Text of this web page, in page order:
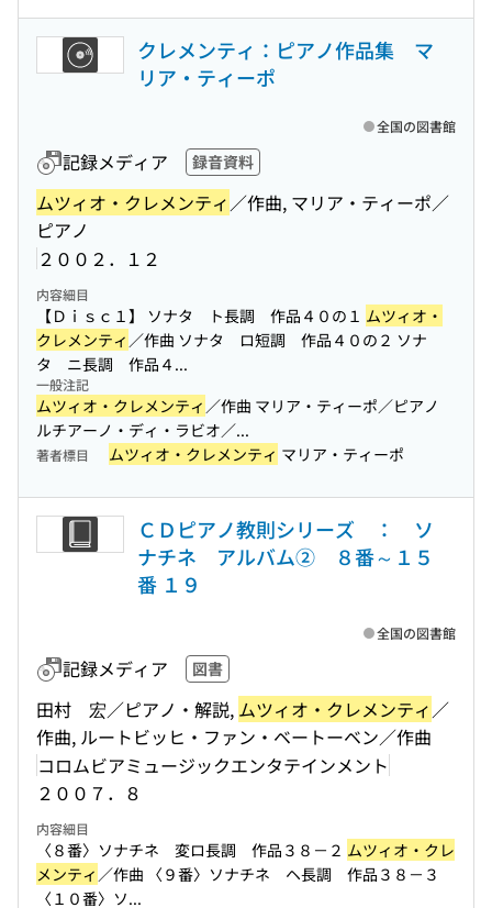
クレメンティ：ピアノ作品集 マ
リア・ティーポ
記録メディア 録音資料
ムツィオ・クレメンティ／作曲, マリア・ティーポ／
ピアノ
２００２．１２
全国の図書館
内容細目
【Ｄｉｓｃ１】 ソナタ ト長調 作品４０の１ ムツィオ・
クレメンティ ／作曲 ソナタ ロ短調 作品４０の２ ソナ
タ ニ長調 作品４...
一般注記
ムツィオ・クレメンティ ／作曲 マリア・ティーポ／ピアノ
ルチアーノ・ディ・ラビオ／...
著者標目 ムツィオ・クレメンティ マリア・ティーポ
ＣＤピアノ教則シリーズ ： ソ
ナチネ アルバム② ８番～１５
番 １９
記録メディア 図書
田村 宏／ピアノ・解説, ムツィオ・クレメンティ／
作曲, ルートビッヒ・ファン・ベートーベン／作曲
コロムビアミュージックエンタテインメント
２００７．８
全国の図書館
内容細目
〈８番〉ソナチネ 変ロ長調 作品３８－２ ムツィオ・クレ
メンティ ／作曲 〈９番〉ソナチネ ヘ長調 作品３８－３
〈１０番〉ソ...